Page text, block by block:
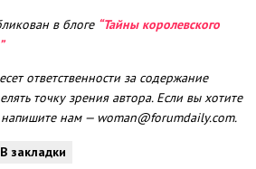
в блоге “Тайны королевского
ответственности за содержание
точку зрения автора. Если вы хотите
напишите нам — woman@forumdaily.com.
В закладки